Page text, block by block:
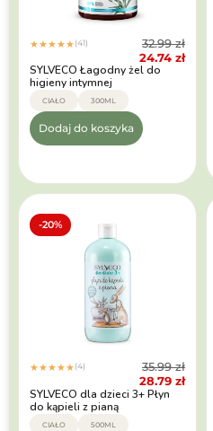
★★★★★(41) 32.99zł
24.74 zł
SYLVECO Łagodny żel do
higieny intymnej
CIAŁO 300ML
Dodaj do koszyka
-20%
★★★★★(4) 35.99zł
28.79 zł
SYLVECO dla dzieci 3+ Płyn
do kąpieli z pianą
CIAŁO 500ML